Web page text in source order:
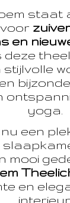
staat
en
stijlvolle
yoga.
een
mooi
en
interieur.